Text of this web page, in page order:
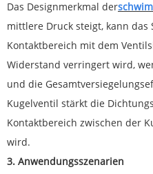
Das Designmerkmal der
mittlere Druck steigt, kann das
Kontaktbereich mit dem
Widerstand verringert wird,
und die
Kugelventil stärkt die
Kontaktbereich zwischen der
wird.
3. Anwendungsszenarien